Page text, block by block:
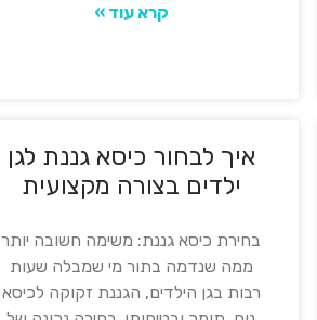
קרא עוד »
איך לבחור כיסא גננת לגן
ילדים בצורה מקצועית
בחירת כיסא גננת: משימה חשובה יותר
ממה שנדמה בתור מי שמבלה שעות
רבות בגן הילדים, הגננת זקוקה לכיסא